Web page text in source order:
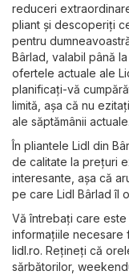
reduceri
pliant și descoperiți
pentru
Bârlad, valabil până
ofertele actuale ale
planificați-vă
limită, așa că nu
ale săptămânii actuale.
În pliantele Lidl din
de calitate la prețuri
interesante, așa că
pe care Lidl Bârlad îl
Vă întrebați care este
informațiile necesare
lidl.ro. Rețineți că
sărbătorilor,